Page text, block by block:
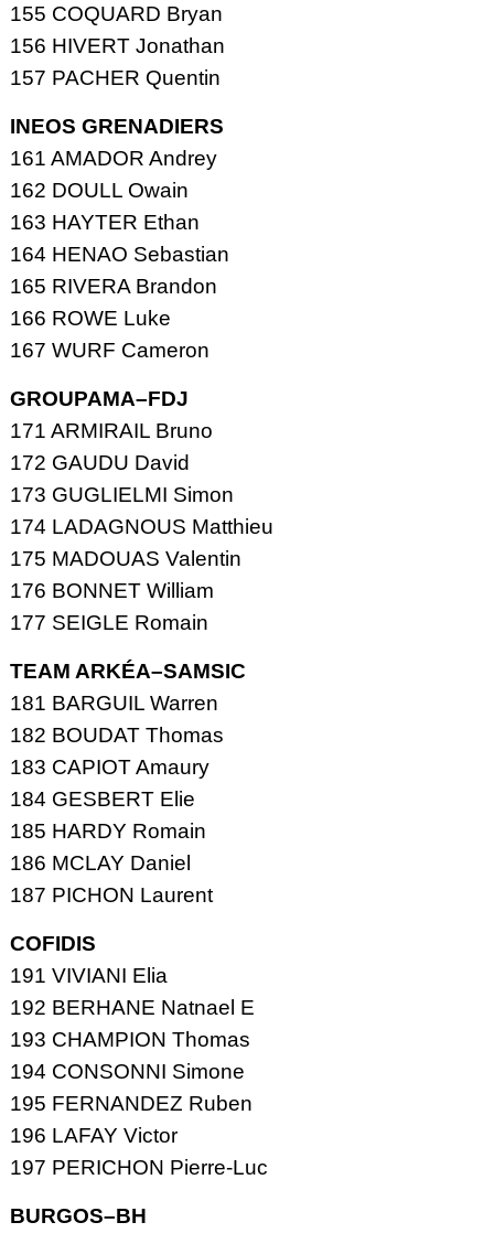
155 COQUARD Bryan
156 HIVERT Jonathan
157 PACHER Quentin
INEOS GRENADIERS
161 AMADOR Andrey
162 DOULL Owain
163 HAYTER Ethan
164 HENAO Sebastian
165 RIVERA Brandon
166 ROWE Luke
167 WURF Cameron
GROUPAMA–FDJ
171 ARMIRAIL Bruno
172 GAUDU David
173 GUGLIELMI Simon
174 LADAGNOUS Matthieu
175 MADOUAS Valentin
176 BONNET William
177 SEIGLE Romain
TEAM ARKÉA–SAMSIC
181 BARGUIL Warren
182 BOUDAT Thomas
183 CAPIOT Amaury
184 GESBERT Elie
185 HARDY Romain
186 MCLAY Daniel
187 PICHON Laurent
COFIDIS
191 VIVIANI Elia
192 BERHANE Natnael E
193 CHAMPION Thomas
194 CONSONNI Simone
195 FERNANDEZ Ruben
196 LAFAY Victor
197 PERICHON Pierre-Luc
BURGOS–BH